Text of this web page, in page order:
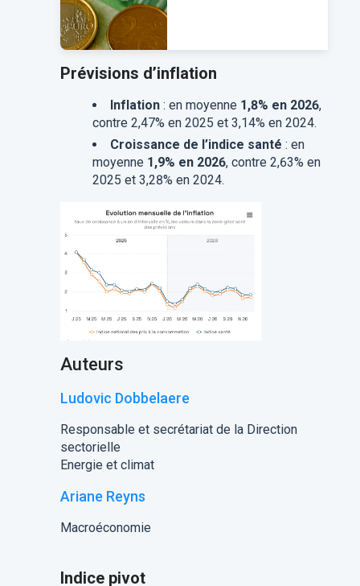
Prévisions d’inflation
Inflation : en moyenne 1,8% en 2026,
contre 2,47% en 2025 et 3,14% en 2024.
Croissance de l’indice santé : en
moyenne 1,9% en 2026, contre 2,63% en
2025 et 3,28% en 2024.
Auteurs
Ludovic Dobbelaere
Responsable et secrétariat de la Direction
sectorielle
Energie et climat
Ariane Reyns
Macroéconomie
Indice pivot